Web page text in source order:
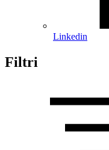
Linkedin
Filtri